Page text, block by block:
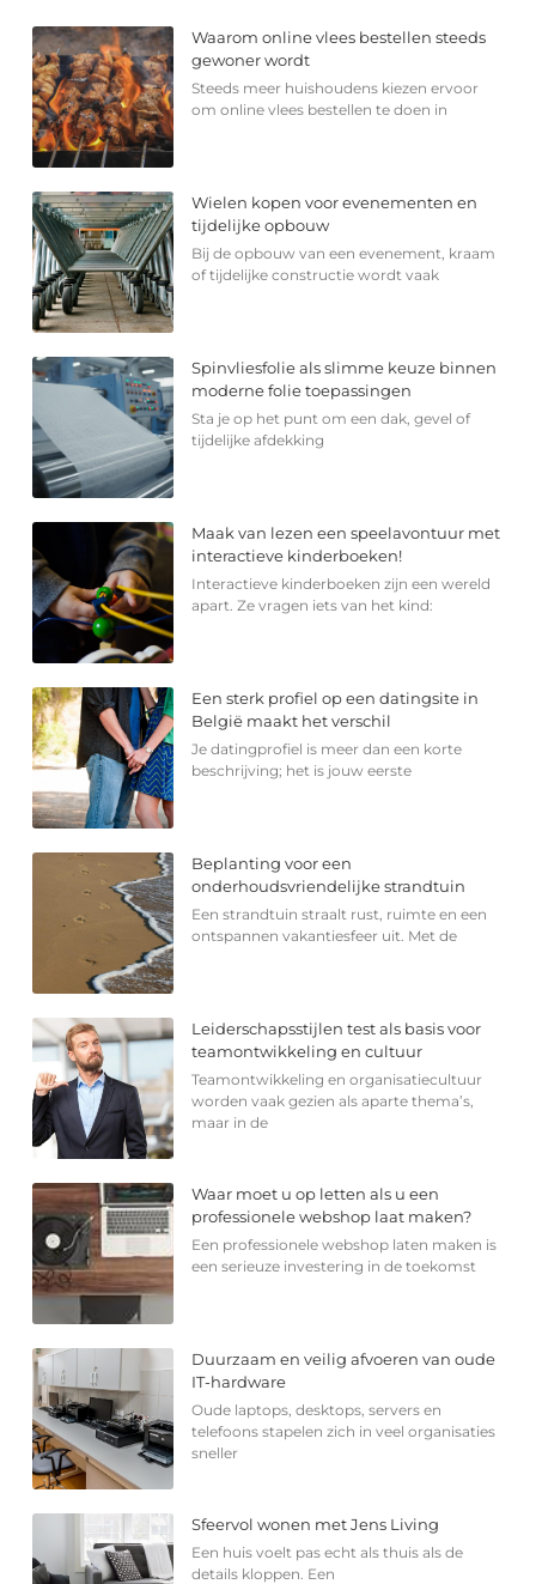
Waarom online vlees bestellen steeds
gewoner wordt
Steeds meer huishoudens kiezen ervoor
om online vlees bestellen te doen in
Wielen kopen voor evenementen en
tijdelijke opbouw
Bij de opbouw van een evenement, kraam
of tijdelijke constructie wordt vaak
Spinvliesfolie als slimme keuze binnen
moderne folie toepassingen
Sta je op het punt om een dak, gevel of
tijdelijke afdekking
Maak van lezen een speelavontuur met
interactieve kinderboeken!
Interactieve kinderboeken zijn een wereld
apart. Ze vragen iets van het kind:
Een sterk profiel op een datingsite in
België maakt het verschil
Je datingprofiel is meer dan een korte
beschrijving; het is jouw eerste
Beplanting voor een
onderhoudsvriendelijke strandtuin
Een strandtuin straalt rust, ruimte en een
ontspannen vakantiesfeer uit. Met de
Leiderschapsstijlen test als basis voor
teamontwikkeling en cultuur
Teamontwikkeling en organisatiecultuur
worden vaak gezien als aparte thema’s,
maar in de
Waar moet u op letten als u een
professionele webshop laat maken?
Een professionele webshop laten maken is
een serieuze investering in de toekomst
Duurzaam en veilig afvoeren van oude
IT-hardware
Oude laptops, desktops, servers en
telefoons stapelen zich in veel organisaties
sneller
Sfeervol wonen met Jens Living
Een huis voelt pas echt als thuis als de
details kloppen. Een